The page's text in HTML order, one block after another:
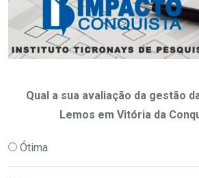
Qual a sua avaliação da gestão
Lemos em Vitória da
Ótima